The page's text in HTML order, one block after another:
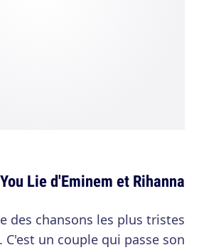
Lie d'Eminem et Rihanna
des chansons les plus tristes
C'est un couple qui passe son